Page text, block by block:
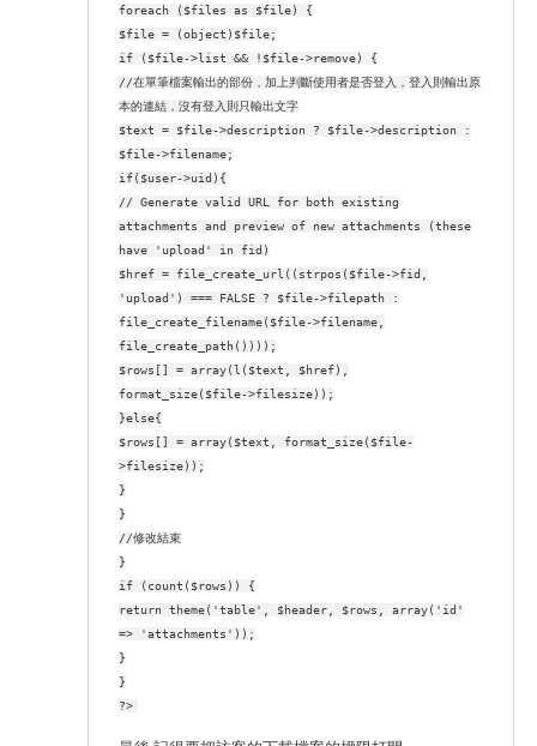
foreach ($files as $file) {
$file = (object)$file;
if ($file->list && !$file->remove) {
//在單筆檔案輸出的部份，加上判斷使用者是否登入，登入則輸出原
本的連結，沒有登入則只輸出文字
$text = $file->description ? $file->description :
$file->filename;
if($user->uid){
// Generate valid URL for both existing
attachments and preview of new attachments (these
have 'upload' in fid)
$href = file_create_url((strpos($file->fid,
'upload') === FALSE ? $file->filepath :
file_create_filename($file->filename,
file_create_path())));
$rows[] = array(l($text, $href),
format_size($file->filesize));
}else{
$rows[] = array($text, format_size($file-
>filesize));
}
}
//修改結束
}
if (count($rows)) {
return theme('table', $header, $rows, array('id'
=> 'attachments'));
}
}
?>